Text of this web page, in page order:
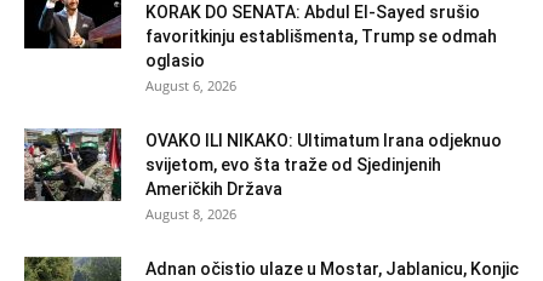
KORAK DO SENATA: Abdul El-Sayed srušio
favoritkinju establišmenta, Trump se odmah
oglasio
August 6, 2026
OVAKO ILI NIKAKO: Ultimatum Irana odjeknuo
svijetom, evo šta traže od Sjedinjenih
Američkih Država
August 8, 2026
Adnan očistio ulaze u Mostar, Jablanicu, Konjic